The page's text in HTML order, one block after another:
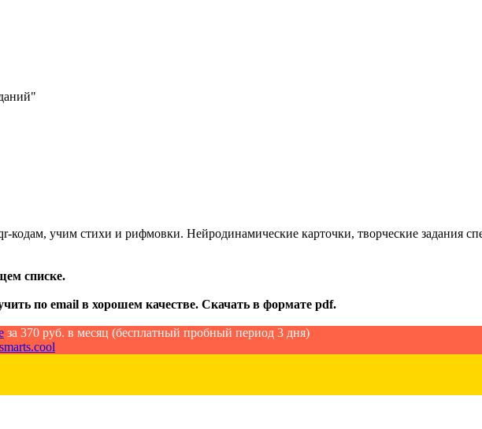
кодам, учим стихи и рифмовки. Нейродинамические карточки, творческие задания
списке.
по email в хорошем качестве. Скачать в формате pdf.
за 370 руб. в месяц (бесплатный пробный период 3 дня)